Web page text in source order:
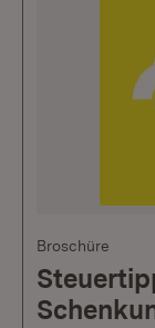
Broschüre